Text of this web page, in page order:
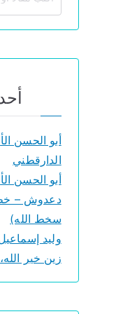
أبو الحسن
الدارقطني
أبو الحسن
دعدوش –
سخط الله)
وليد
زين خير